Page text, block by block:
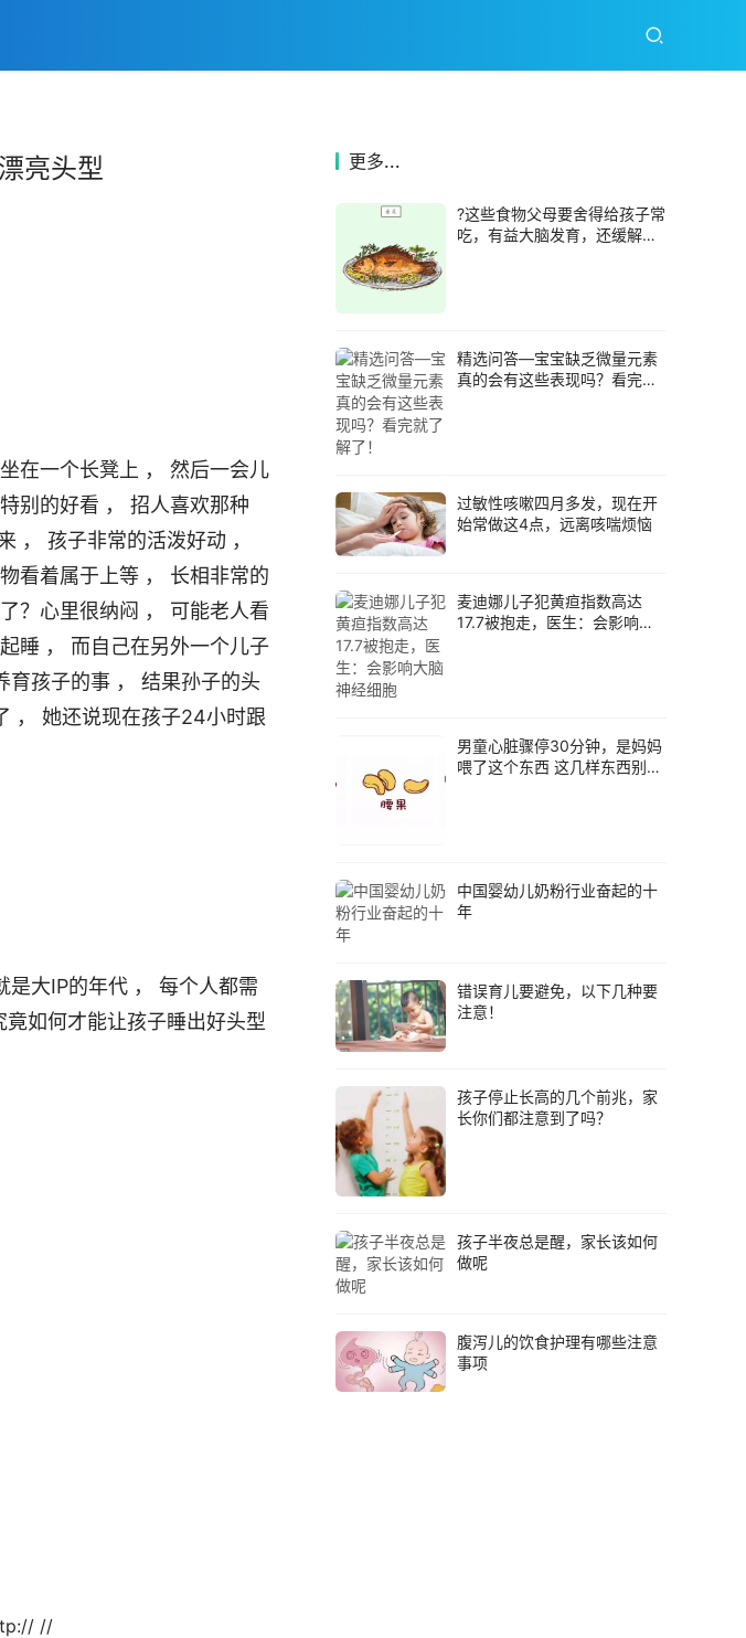
亮头型
在一个长凳上 ， 然后一会儿
别的好看 ， 招人喜欢那种
， 孩子非常的活泼好动 ，
看着属于上等 ， 长相非常的
？心里很纳闷 ， 可能老人看
睡 ， 而自己在另外一个儿子
育孩子的事 ， 结果孙子的头
， 她还说现在孩子24小时跟
是大IP的年代 ， 每个人都需
如何才能让孩子睡出好头型
亮头型//---- http:// //
更多...
?这些食物父母要舍得给孩子常
吃，有益大脑发育，还缓解眼
精选问答—宝宝缺乏微量元素
真的会有这些表现吗？看完就
过敏性咳嗽四月多发，现在开
始常做这4点，远离咳喘烦恼
麦迪娜儿子犯黄疸指数高达
17.7被抱走，医生：会影响大
男童心脏骤停30分钟，是妈妈
喂了这个东西 这几样东西别给
中国婴幼儿奶粉行业奋起的十
年
错误育儿要避免，以下几种要
注意！
孩子停止长高的几个前兆，家
长你们都注意到了吗？
孩子半夜总是醒，家长该如何
做呢
腹泻儿的饮食护理有哪些注意
事项